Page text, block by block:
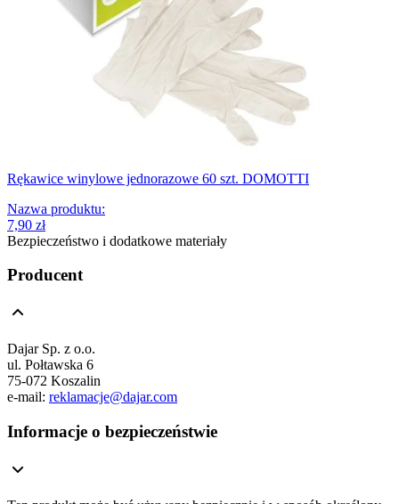
Rękawice winylowe jednorazowe 60 szt. DOMOTTI
Nazwa produktu:
7,90 zł
Bezpieczeństwo i dodatkowe materiały
Producent
Dajar Sp. z o.o.
ul. Połtawska 6
75-072 Koszalin
e-mail: reklamacje@dajar.com
Informacje o bezpieczeństwie